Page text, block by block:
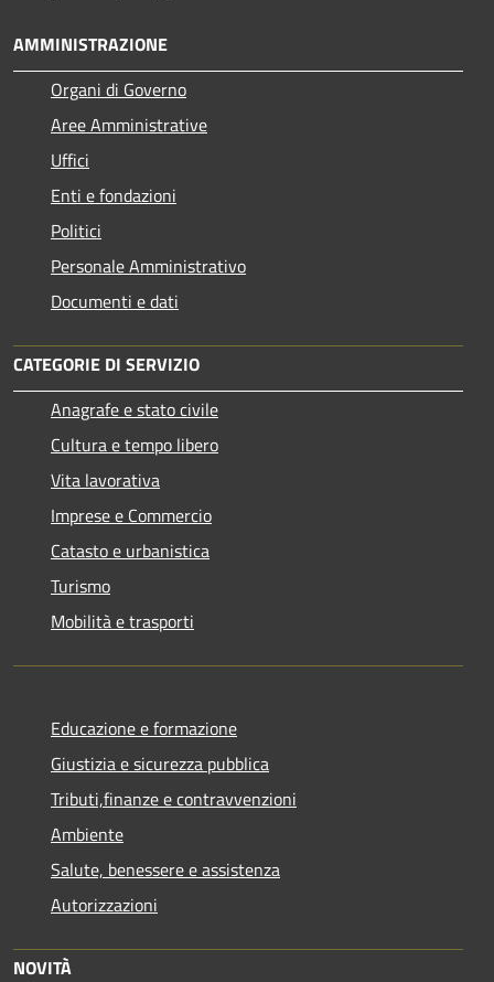
AMMINISTRAZIONE
Organi di Governo
Aree Amministrative
Uffici
Enti e fondazioni
Politici
Personale Amministrativo
Documenti e dati
CATEGORIE DI SERVIZIO
Anagrafe e stato civile
Cultura e tempo libero
Vita lavorativa
Imprese e Commercio
Catasto e urbanistica
Turismo
Mobilità e trasporti
Educazione e formazione
Giustizia e sicurezza pubblica
Tributi,finanze e contravvenzioni
Ambiente
Salute, benessere e assistenza
Autorizzazioni
NOVITÀ